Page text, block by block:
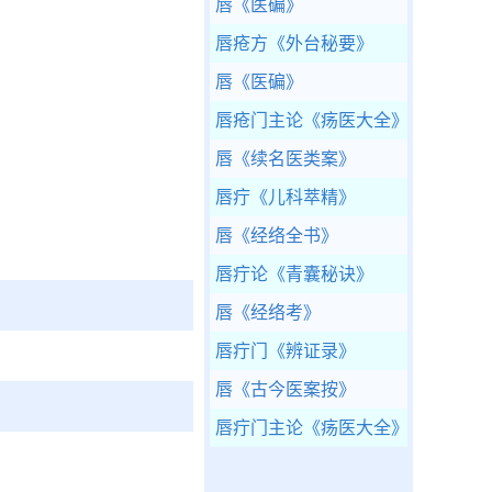
唇 《医碥》
唇疮方 《外台秘要》
唇 《医碥》
唇疮门主论 《疡医大全》
唇 《续名医类案》
唇疔 《儿科萃精》
唇 《经络全书》
唇疔论 《青囊秘诀》
唇 《经络考》
唇疔门 《辨证录》
唇 《古今医案按》
唇疔门主论 《疡医大全》